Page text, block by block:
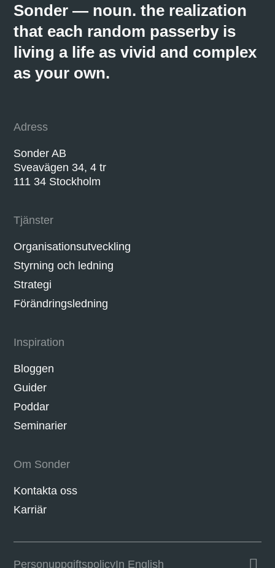
Sonder — noun. the realization
that each random passerby is
living a life as vivid and complex
as your own.
Adress
Sonder AB
Sveavägen 34, 4 tr
111 34 Stockholm
Tjänster
Organisationsutveckling
Styrning och ledning
Strategi
Förändringsledning
Inspiration
Bloggen
Guider
Poddar
Seminarier
Om Sonder
Kontakta oss
Karriär
Personuppgifts­policyIn English